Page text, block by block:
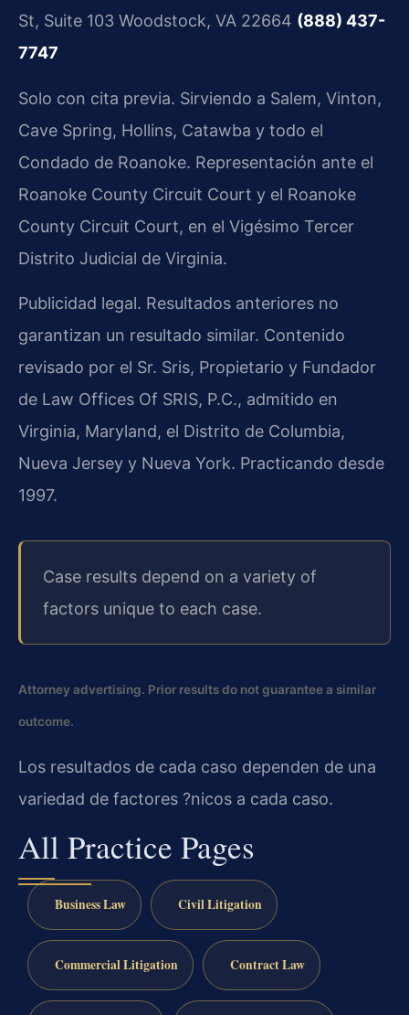
St, Suite 103 Woodstock, VA 22664 (888) 437-
7747
Solo con cita previa. Sirviendo a Salem, Vinton,
Cave Spring, Hollins, Catawba y todo el
Condado de Roanoke. Representación ante el
Roanoke County Circuit Court y el Roanoke
County Circuit Court, en el Vigésimo Tercer
Distrito Judicial de Virginia.
Publicidad legal. Resultados anteriores no
garantizan un resultado similar. Contenido
revisado por el Sr. Sris, Propietario y Fundador
de Law Offices Of SRIS, P.C., admitido en
Virginia, Maryland, el Distrito de Columbia,
Nueva Jersey y Nueva York. Practicando desde
1997.
Case results depend on a variety of
factors unique to each case.
Attorney advertising. Prior results do not guarantee a similar
outcome.
Los resultados de cada caso dependen de una
variedad de factores ?nicos a cada caso.
All Practice Pages
Business Law Civil Litigation
Commercial Litigation Contract Law